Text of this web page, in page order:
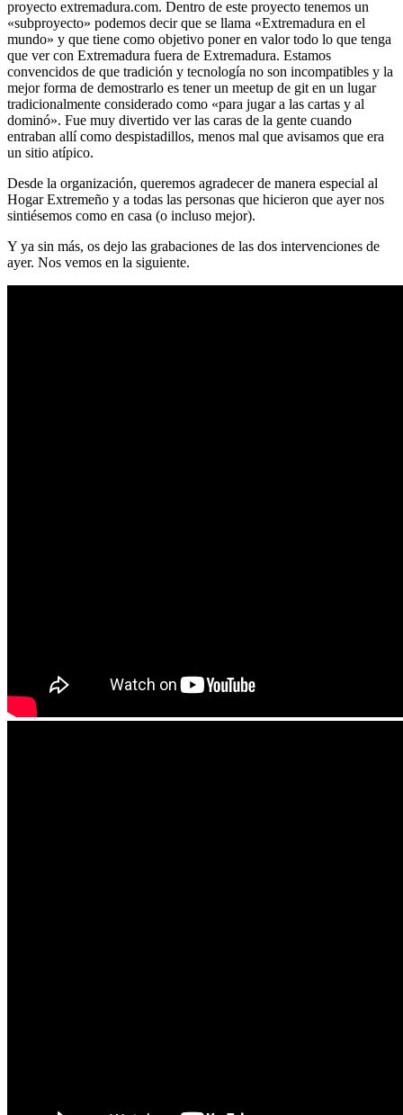
proyecto extremadura.com. Dentro de este proyecto tenemos un
«subproyecto» podemos decir que se llama «Extremadura en el
mundo» y que tiene como objetivo poner en valor todo lo que tenga
que ver con Extremadura fuera de Extremadura. Estamos
convencidos de que tradición y tecnología no son incompatibles y la
mejor forma de demostrarlo es tener un meetup de git en un lugar
tradicionalmente considerado como «para jugar a las cartas y al
dominó». Fue muy divertido ver las caras de la gente cuando
entraban allí como despistadillos, menos mal que avisamos que era
un sitio atípico.
Desde la organización, queremos agradecer de manera especial al
Hogar Extremeño y a todas las personas que hicieron que ayer nos
sintiésemos como en casa (o incluso mejor).
Y ya sin más, os dejo las grabaciones de las dos intervenciones de
ayer. Nos vemos en la siguiente.